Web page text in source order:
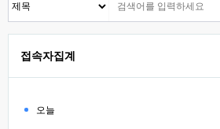
접속자집계
오늘